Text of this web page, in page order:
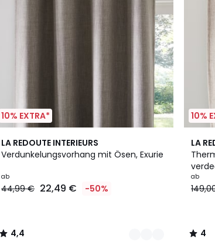
10% EXTRA*
LA REDOUTE INTERIEURS
Verdunkelungsvorhang mit Ösen, Exurie
ab
44,99 € 22,49 € -50%
4,4
/ 5
4
Farben
4,4
/
10%
LA
ab
4
/
5
2
4
/